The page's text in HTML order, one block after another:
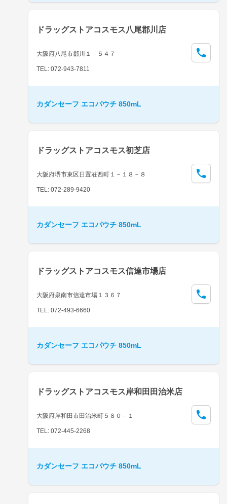
ドラッグストアコスモス八尾郡川店
大阪府八尾市郡川１－５４７
TEL: 072-943-7811
カダンセーフ エコパウチ 850mL
ドラッグストアコスモス初芝店
大阪府堺市東区日置荘西町１－１８－８
TEL: 072-289-9420
カダンセーフ エコパウチ 850mL
ドラッグストアコスモス信達市場店
大阪府泉南市信達市場１３６７
TEL: 072-493-6660
カダンセーフ エコパウチ 850mL
ドラッグストアコスモス岸和田田治米店
大阪府岸和田市田治米町５８０－１
TEL: 072-445-2268
カダンセーフ エコパウチ 850mL